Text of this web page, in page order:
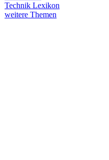
Technik Lexikon
weitere Themen